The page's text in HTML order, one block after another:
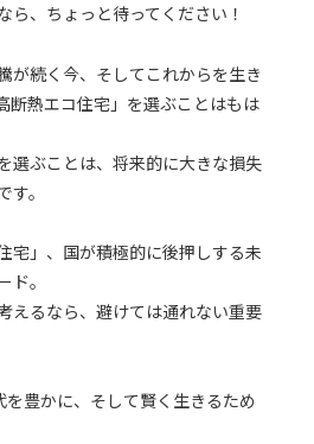
ら、ちょっと待ってください！
が続く今、そしてこれからを生き
断熱エコ住宅」を選ぶことはもは
選ぶことは、将来的に大きな損失
。
宅」、国が積極的に後押しする未
。
えるなら、避けては通れない重要
豊かに、そして賢く生きるため